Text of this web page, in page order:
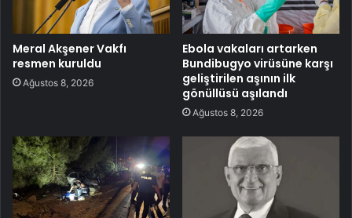
Meral Akşener Vakfı
resmen kuruldu
Ağustos 8, 2026
Ebola vakaları artarken
Bundibugyo virüsüne karşı
geliştirilen aşının ilk
gönüllüsü aşılandı
Ağustos 8, 2026